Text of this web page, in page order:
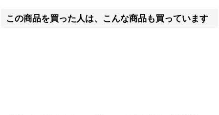
この商品を買った人は、こんな商品も買っています